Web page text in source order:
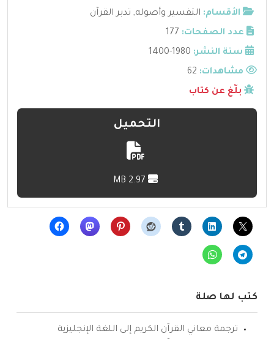
الأقسام: التفسير وأصوله, تدبر القرآن
عدد الصفحات: 177
سنة النشر: 1980-1400
مشاهدات:
بلّغ عن كتاب
التحميل
كتب لها صلة
ترجمة معاني القرآن الكريم إلى اللغة الإنجليزية